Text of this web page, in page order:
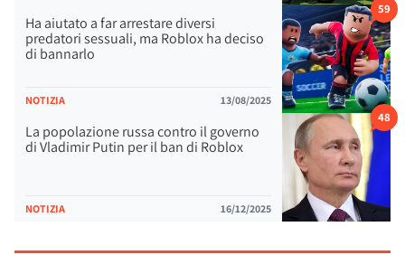
Ha aiutato a far arrestare diversi
predatori sessuali, ma Roblox ha deciso
di bannarlo
NOTIZIA 13/08/2025
59
La popolazione russa contro il governo
di Vladimir Putin per il ban di Roblox
NOTIZIA 16/12/2025
48